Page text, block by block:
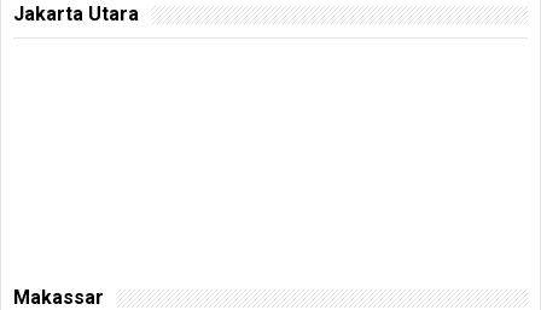
Jakarta Utara
Makassar